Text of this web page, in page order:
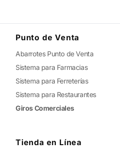
Punto de Venta
Abarrotes Punto de Venta
Sistema para Farmacias
Sistema para Ferreterías
Sistema para Restaurantes
Giros Comerciales
Tienda en Línea